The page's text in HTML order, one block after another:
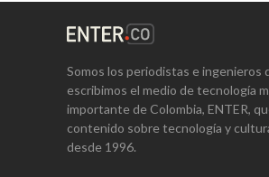
Somos los periodistas e ingenieros
escribimos el medio de tecnología
importante de Colombia, ENTER,
contenido sobre tecnología y
desde 1996.